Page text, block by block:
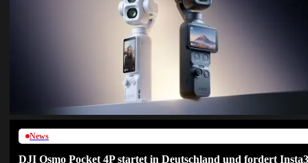
News
DJI Osmo Pocket 4P startet in Deutschland und fordert